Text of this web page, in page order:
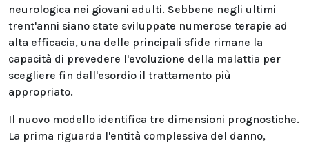
neurologica nei giovani adulti. Sebbene negli ultimi
trent'anni siano state sviluppate numerose terapie ad
alta efficacia, una delle principali sfide rimane la
capacità di prevedere l'evoluzione della malattia per
scegliere fin dall'esordio il trattamento più
appropriato.
Il nuovo modello identifica tre dimensioni prognostiche.
La prima riguarda l'entità complessiva del danno,